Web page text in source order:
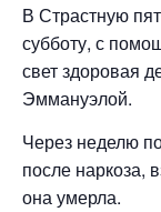
В Страстную
субботу, с
свет здоровая
Эммануэлой.
Через неделю
после наркоза,
она умерла.